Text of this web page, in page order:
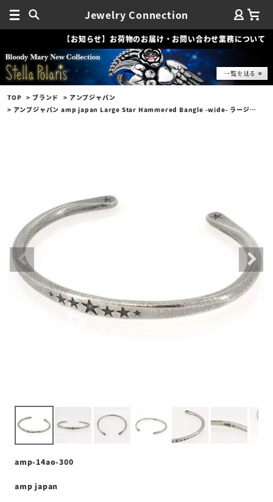
Jewelry Connection
【お知らせ】お荷物のお届け・お問い合わせ業務について
TOP ブランド
アンプジャパン
アンプジャパン amp japan Large Star Hammered Bangle -wide- ラージスターハンマードバングル/ワイド
amp-14ao-300
amp japan